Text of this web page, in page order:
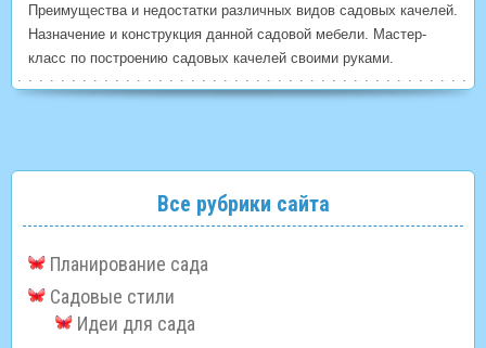
Преимущества и недостатки различных видов садовых качелей.
Назначение и конструкция данной садовой мебели. Мастер-
класс по построению садовых качелей своими руками.
Все рубрики сайта
Планирование сада
Садовые стили
Идеи для сада